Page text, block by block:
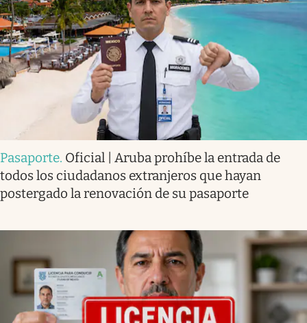
Pasaporte. Oficial | Aruba prohíbe la entrada de
todos los ciudadanos extranjeros que hayan
postergado la renovación de su pasaporte